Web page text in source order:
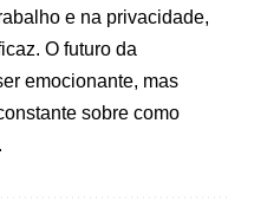
e na privacidade,
O futuro da
emocionante, mas
sobre como